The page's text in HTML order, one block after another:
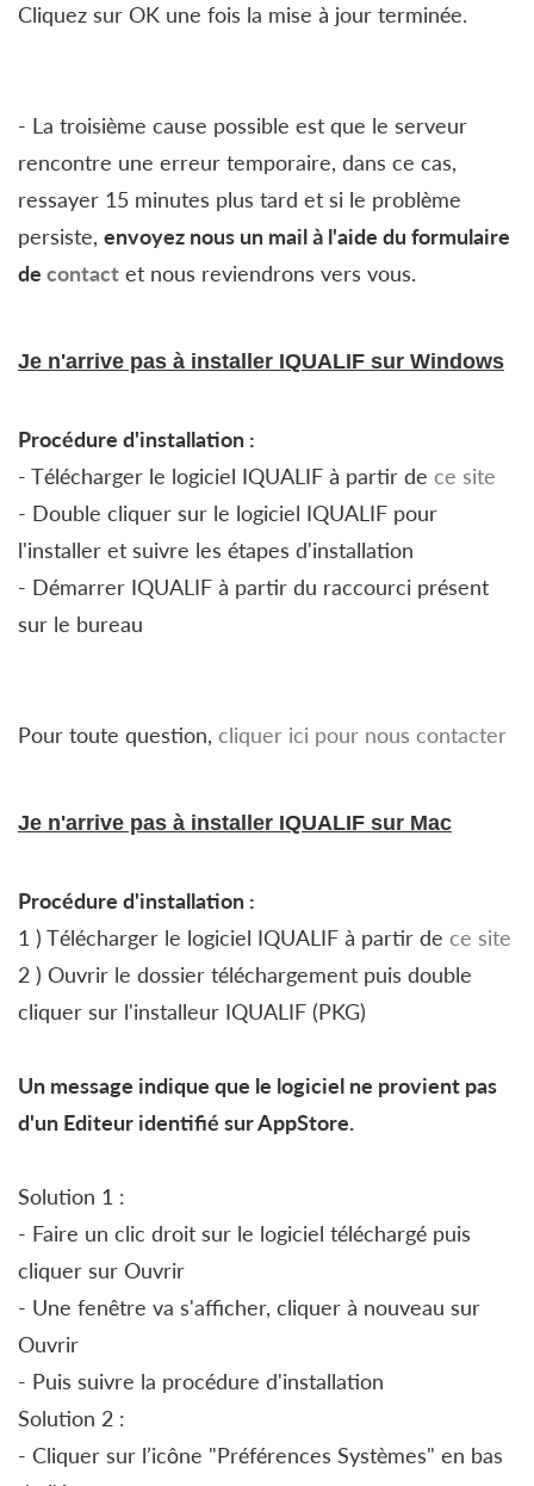
Cliquez sur OK une fois la mise à jour terminée.
- La troisième cause possible est que le serveur
rencontre une erreur temporaire, dans ce cas,
ressayer 15 minutes plus tard et si le problème
persiste, envoyez nous un mail à l'aide du formulaire
de contact et nous reviendrons vers vous.
Je n'arrive pas à installer IQUALIF sur Windows
Procédure d'installation :
- Télécharger le logiciel IQUALIF à partir de ce site
- Double cliquer sur le logiciel IQUALIF pour
l'installer et suivre les étapes d'installation
- Démarrer IQUALIF à partir du raccourci présent
sur le bureau
Pour toute question, cliquer ici pour nous contacter
Je n'arrive pas à installer IQUALIF sur Mac
Procédure d'installation :
1 ) Télécharger le logiciel IQUALIF à partir de ce site
2 ) Ouvrir le dossier téléchargement puis double
cliquer sur l'installeur IQUALIF (PKG)
Un message indique que le logiciel ne provient pas
d'un Editeur identifié sur AppStore.
Solution 1 :
- Faire un clic droit sur le logiciel téléchargé puis
cliquer sur Ouvrir
- Une fenêtre va s'afficher, cliquer à nouveau sur
Ouvrir
- Puis suivre la procédure d'installation
Solution 2 :
- Cliquer sur l’icône "Préférences Systèmes" en bas